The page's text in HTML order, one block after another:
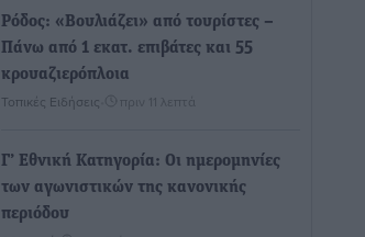
Ρόδος: «Βουλιάζει» από τουρίστες –
Πάνω από 1 εκατ. επιβάτες και 55
κρουαζιερόπλοια
Τοπικές Ειδήσεις πριν 11 λεπτά
Γ’ Εθνική Κατηγορία: Οι ημερομηνίες
των αγωνιστικών της κανονικής
περιόδου